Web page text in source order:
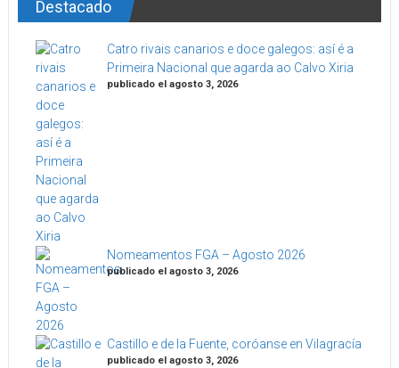
Destacado
Catro rivais canarios e doce galegos: así é a
Primeira Nacional que agarda ao Calvo Xiria
publicado el agosto 3, 2026
Nomeamentos FGA – Agosto 2026
publicado el agosto 3, 2026
Castillo e de la Fuente, coróanse en Vilagracía
publicado el agosto 3, 2026